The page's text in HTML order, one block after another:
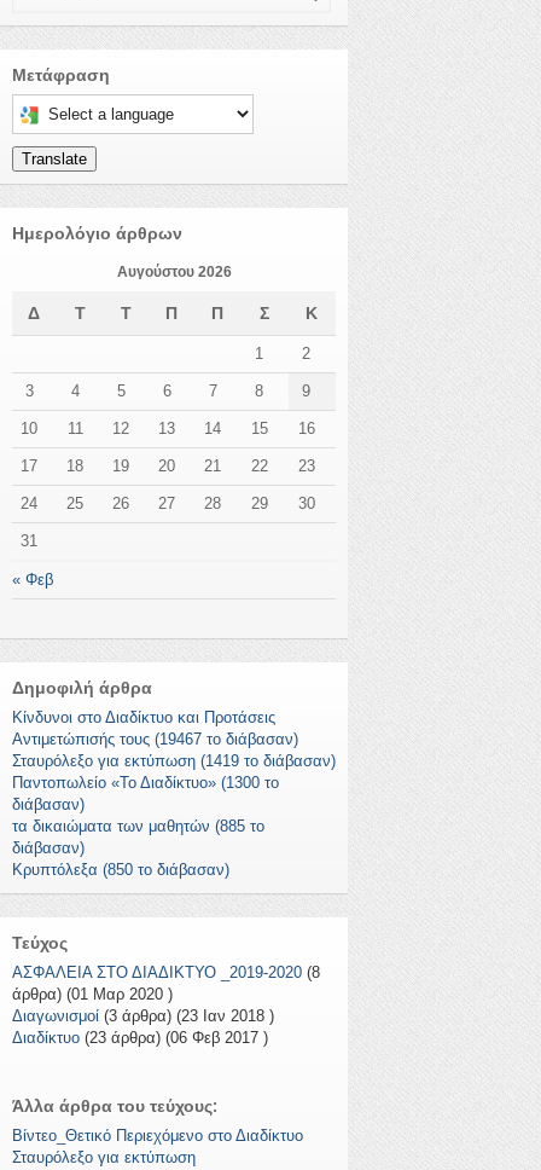
Μετάφραση
Select a language to translate this page
Translate
Ημερολόγιο άρθρων
Αυγούστου 2026
Δ Τ Τ Π Π Σ Κ
« Φεβ
1 2
3 4 5 6 7 8 9
10 11 12 13 14 15 16
17 18 19 20 21 22 23
24 25 26 27 28 29 30
31
Δημοφιλή άρθρα
Κίνδυνοι στο Διαδίκτυο και Προτάσεις
Αντιμετώπισής τους (19467 το διάβασαν)
Σταυρόλεξο για εκτύπωση (1419 το διάβασαν)
Παντοπωλείο «Το Διαδίκτυο» (1300 το
διάβασαν)
τα δικαιώματα των μαθητών (885 το
διάβασαν)
Κρυπτόλεξα (850 το διάβασαν)
Τεύχος
ΑΣΦΑΛΕΙΑ ΣΤΟ ΔΙΑΔΙΚΤΥΟ _2019-2020 (8
άρθρα) (01 Μαρ 2020 )
Διαγωνισμοί (3 άρθρα) (23 Ιαν 2018 )
Διαδίκτυο (23 άρθρα) (06 Φεβ 2017 )
Άλλα άρθρα του τεύχους:
Βίντεο_Θετικό Περιεχόμενο στο Διαδίκτυο
Σταυρόλεξο για εκτύπωση